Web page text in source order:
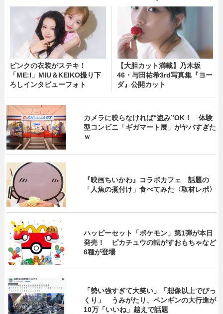
ピンクの衣装がステキ！
「ME:I」MIU＆KEIKO撮り下
ろしインタビューフォト
【大胆カット満載】乃木坂
46・与田祐希3rd写真集『ヨー
ダ』公開カット
カメラに映らなければ“盗み”OK！ 体験
型コンビニ「ギガマート展」がヤバすぎた
ｗ
『映画ちいかわ』コラボカフェ 話題の
「人魚の煮付け」食べてみた〈取材レポ〉
ハッピーセット「ポケモン」第1弾が本日
発売！ ピカチュウの転がすおもちゃなど
6種が登場
「勢い強すぎて大笑い」「想像以上でびっ
くり」 うみがたり、ペンギンの大行進が
10万「いいね」越えで話題